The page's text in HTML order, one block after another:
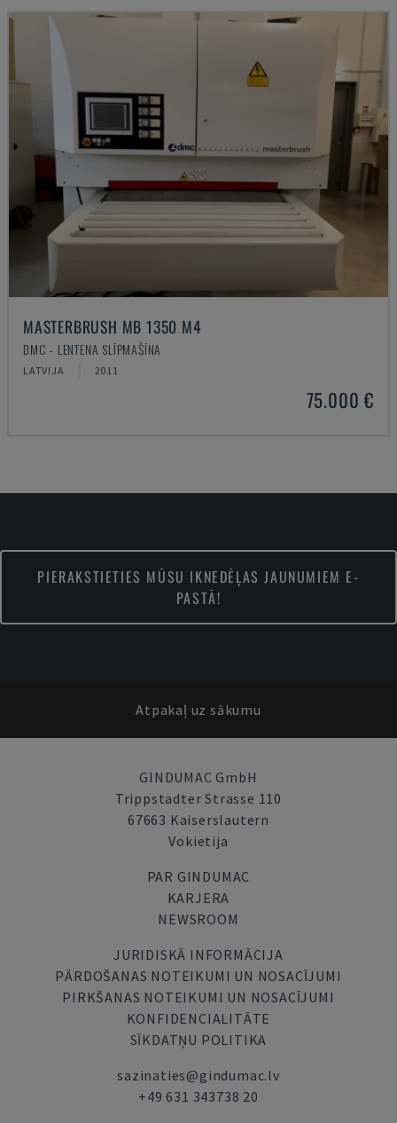
MASTERBRUSH MB 1350 M4
DMC - LENTEŅA SLĪPMAŠĪNA
LATVIJA 2011
75.000 €
PIERAKSTIETIES MŪSU IKNEDĒĻAS JAUNUMIEM E-
PASTĀ!
Atpakaļ uz sākumu
GINDUMAC GmbH
Trippstadter Strasse 110
67663 Kaiserslautern
Vokietija
PAR GINDUMAC
KARJERA
NEWSROOM
JURIDISKĀ INFORMĀCIJA
PĀRDOŠANAS NOTEIKUMI UN NOSACĪJUMI
PIRKŠANAS NOTEIKUMI UN NOSACĪJUMI
KONFIDENCIALITĀTE
SĪKDATŅU POLITIKA
sazinaties@gindumac.lv
+49 631 343738 20